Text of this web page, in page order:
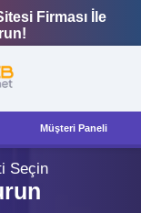
Firması İle
Müşteri Paneli
Seçin